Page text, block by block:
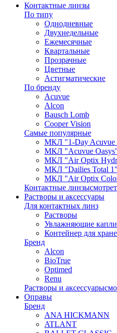
Контактные линзы
По типу
Однодневные
Двухнедельные
Ежемесячные
Квартальные
Прозрачные
Цветные
Астигматические
По бренду
Acuvue
Alcon
Bausch Lomb
Cooper Vision
Самые популярные
МКЛ "1-Day Acuvue
МКЛ "Acuvue Oasys"
МКЛ "Air Optix
МКЛ "Dailies Total
МКЛ "Air Optix
Контактные линзы
Растворы и аксессуары
Для контактных линз
Растворы
Увлажняющие капли
Контейнер для
Бренд
Alcon
BioTrue
Optimed
Renu
Растворы и аксессуары
Оправы
Бренд
ANA HICKMANN
ATLANT